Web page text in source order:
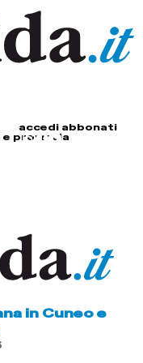
accedi abbonati
e provincia
in Cuneo e